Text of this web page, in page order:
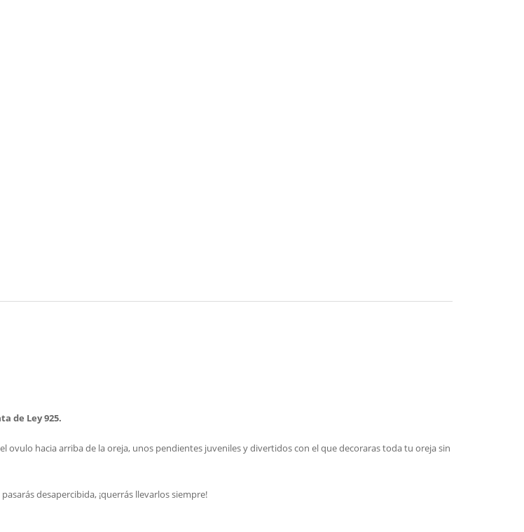
de Ley 925.
ovulo hacia arriba de la oreja, unos pendientes juveniles y divertidos con el que decoraras toda tu oreja sin
desapercibida, ¡querrás llevarlos siempre!